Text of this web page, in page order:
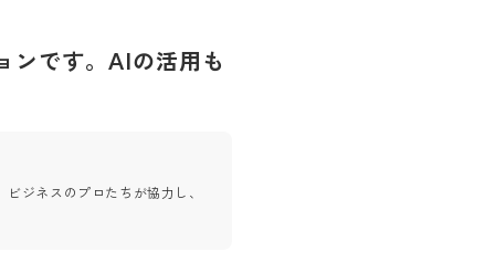
ンです。AIの活用も
ジネスのプロたちが協力し、